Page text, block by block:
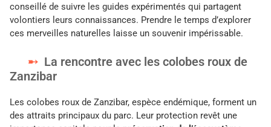
conseillé de suivre les guides expérimentés qui partagent
volontiers leurs connaissances. Prendre le temps d’explorer
ces merveilles naturelles laisse un souvenir impérissable.
La rencontre avec les colobes roux de
Zanzibar
Les colobes roux de Zanzibar, espèce endémique, forment un
des attraits principaux du parc. Leur protection revêt une